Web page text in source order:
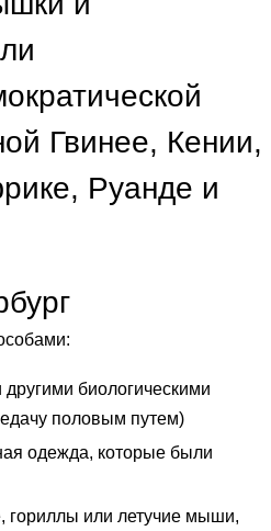
Гвинее, Кении,
Руанде и
биологическими
половым путем)
одежда, которые были
гориллы или летучие мыши,